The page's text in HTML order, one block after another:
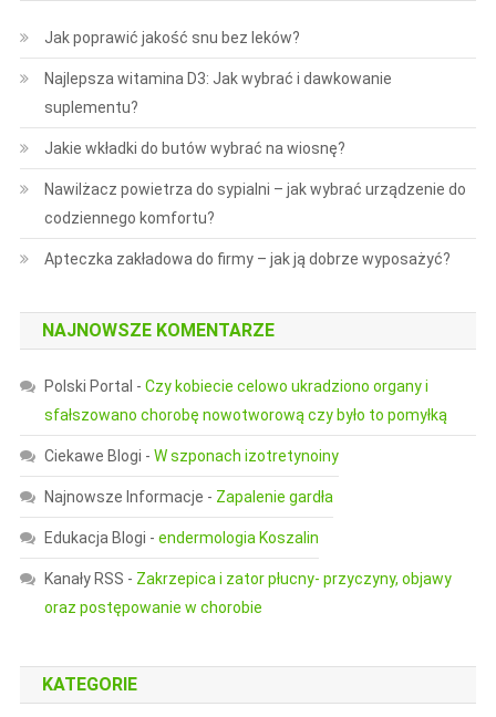
Jak poprawić jakość snu bez leków?
Najlepsza witamina D3: Jak wybrać i dawkowanie
suplementu?
Jakie wkładki do butów wybrać na wiosnę?
Nawilżacz powietrza do sypialni – jak wybrać urządzenie do
codziennego komfortu?
Apteczka zakładowa do firmy – jak ją dobrze wyposażyć?
NAJNOWSZE KOMENTARZE
Polski Portal - Czy kobiecie celowo ukradziono organy i
sfałszowano chorobę nowotworową czy było to pomyłką
Ciekawe Blogi - W szponach izotretynoiny
Najnowsze Informacje - Zapalenie gardła
Edukacja Blogi - endermologia Koszalin
Kanały RSS - Zakrzepica i zator płucny- przyczyny, objawy
oraz postępowanie w chorobie
KATEGORIE